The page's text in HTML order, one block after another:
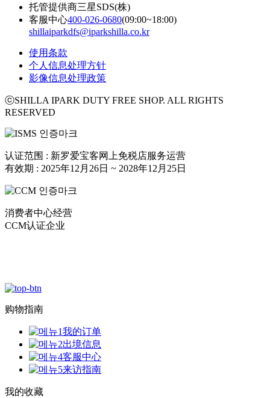
托管提供商三星SDS(株)
客服中心400-026-0680(09:00~18:00)
shillaiparkdfs@iparkshilla.co.kr
使用条款
个人信息处理方针
影像信息处理政策
ⓒSHILLA IPARK DUTY FREE SHOP. ALL RIGHTS
RESERVED
认证范围 : 新罗爱宝客网上免税店服务运营
有效期 : 2025年12月26日 ~ 2028年12月25日
消费者中心经营
CCM认证企业
购物指南
我的订单
出境信息
客服中心
来访指南
我的收藏